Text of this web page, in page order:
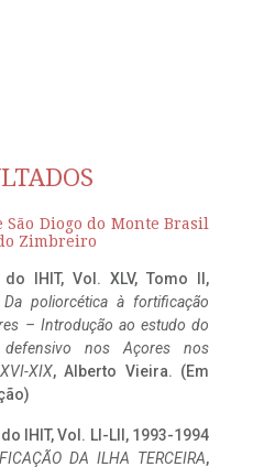
São Diogo do Monte Brasil
Zimbreiro
do IHIT, Vol. XLV, Tomo II,
Da poliorcética à fortificação
– Introdução ao estudo do
defensivo nos Açores nos
XIX, Alberto Vieira. (Em
IHIT, Vol. LI-LII, 1993-1994
DA ILHA TERCEIRA,